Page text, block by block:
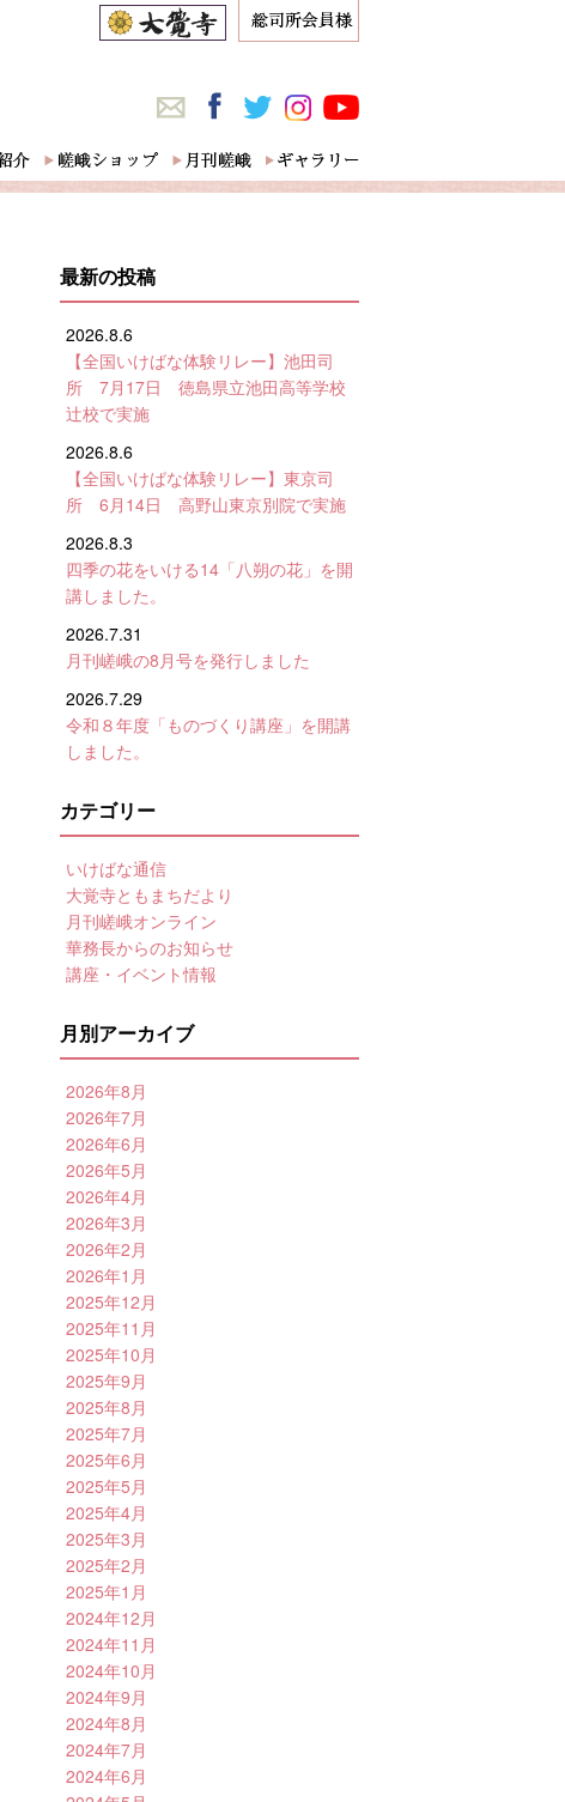
最新の投稿
2026.8.6
【全国いけばな体験リレー】池田司
所 7月17日 徳島県立池田高等学校
辻校で実施
2026.8.6
【全国いけばな体験リレー】東京司
所 6月14日 高野山東京別院で実施
2026.8.3
四季の花をいける14「八朔の花」を開
講しました。
2026.7.31
月刊嵯峨の8月号を発行しました
2026.7.29
令和８年度「ものづくり講座」を開講
しました。
カテゴリー
いけばな通信
大覚寺ともまちだより
月刊嵯峨オンライン
華務長からのお知らせ
講座・イベント情報
月別アーカイブ
2026年8月
2026年7月
2026年6月
2026年5月
2026年4月
2026年3月
2026年2月
2026年1月
2025年12月
2025年11月
2025年10月
2025年9月
2025年8月
2025年7月
2025年6月
2025年5月
2025年4月
2025年3月
2025年2月
2025年1月
2024年12月
2024年11月
2024年10月
2024年9月
2024年8月
2024年7月
2024年6月